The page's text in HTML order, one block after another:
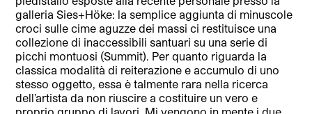
galleria Sies+Höke: la semplice aggiunta di minuscole
croci sulle cime aguzze dei massi ci restituisce una
collezione di inaccessibili santuari su una serie di
picchi montuosi (Summit). Per quanto riguarda la
classica modalità di reiterazione e accumulo di uno
stesso oggetto, essa è talmente rara nella ricerca
dell’artista da non riuscire a costituire un vero e
proprio gruppo di lavori. Mi vengono in mente i due